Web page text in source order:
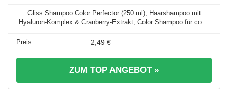
Gliss Shampoo Color Perfector (250 ml), Haarshampoo mit
Hyaluron-Komplex & Cranberry-Extrakt, Color Shampoo für co ...
2,49 €
ZUM TOP ANGEBOT »